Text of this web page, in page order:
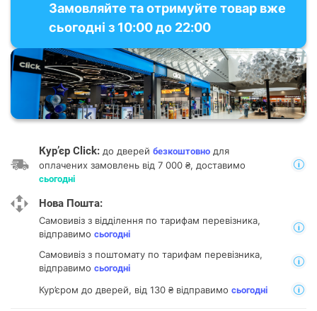
Замовляйте та отримуйте товар вже
сьогодні з 10:00 до 22:00
Кур’єр Click: до дверей безкоштовно для
оплачених замовлень від 7 000 ₴, доставимо
сьогодні
Нова Пошта:
Самовивіз з відділення по тарифам перевізника,
відправимо сьогодні
Самовивіз з поштомату по тарифам перевізника,
відправимо сьогодні
Кур’єром до дверей, від 130 ₴ відправимо сьогодні